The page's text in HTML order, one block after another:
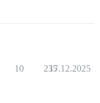
10 235
17.12.2025